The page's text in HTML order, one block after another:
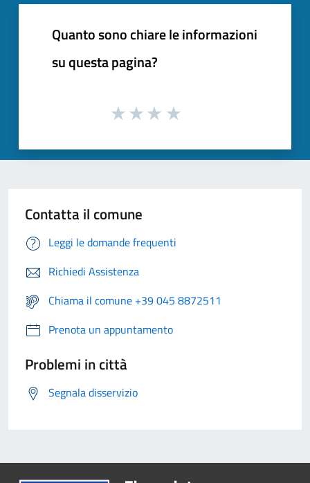
Quanto sono chiare le informazioni
su questa pagina?
Contatta il comune
Leggi le domande frequenti
Richiedi Assistenza
Chiama il comune +39 045 8872511
Prenota un appuntamento
Problemi in città
Segnala disservizio